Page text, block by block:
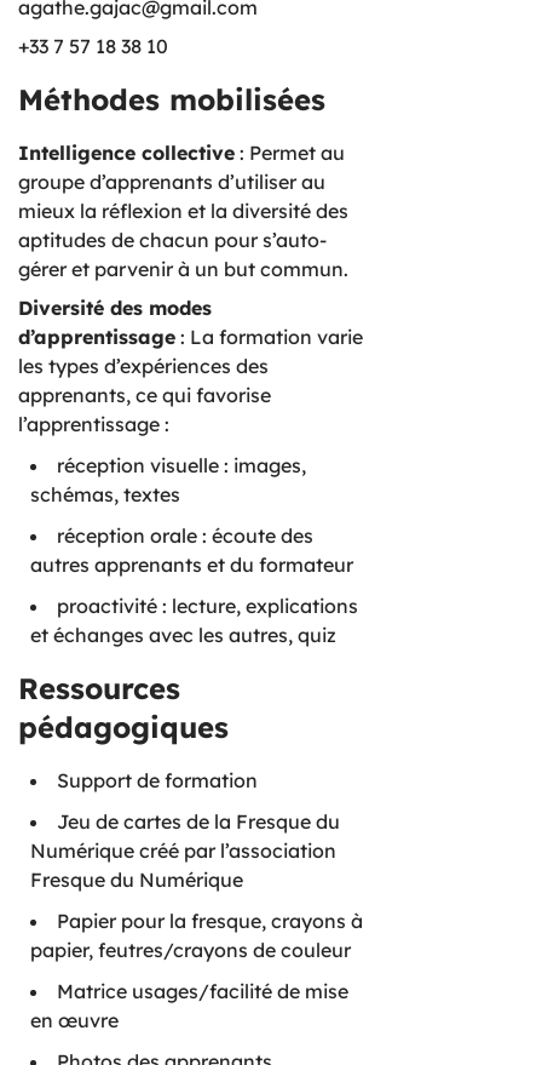
agathe.gajac@gmail.com
+33 7 57 18 38 10
Méthodes mobilisées
Intelligence collective : Permet au
groupe d’apprenants d’utiliser au
mieux la réflexion et la diversité des
aptitudes de chacun pour s’auto-
gérer et parvenir à un but commun.
Diversité des modes
d’apprentissage : La formation varie
les types d’expériences des
apprenants, ce qui favorise
l’apprentissage :
réception visuelle : images,
schémas, textes
réception orale : écoute des
autres apprenants et du formateur
proactivité : lecture, explications
et échanges avec les autres, quiz
Ressources
pédagogiques
Support de formation
Jeu de cartes de la Fresque du
Numérique créé par l’association
Fresque du Numérique
Papier pour la fresque, crayons à
papier, feutres/crayons de couleur
Matrice usages/facilité de mise
en œuvre